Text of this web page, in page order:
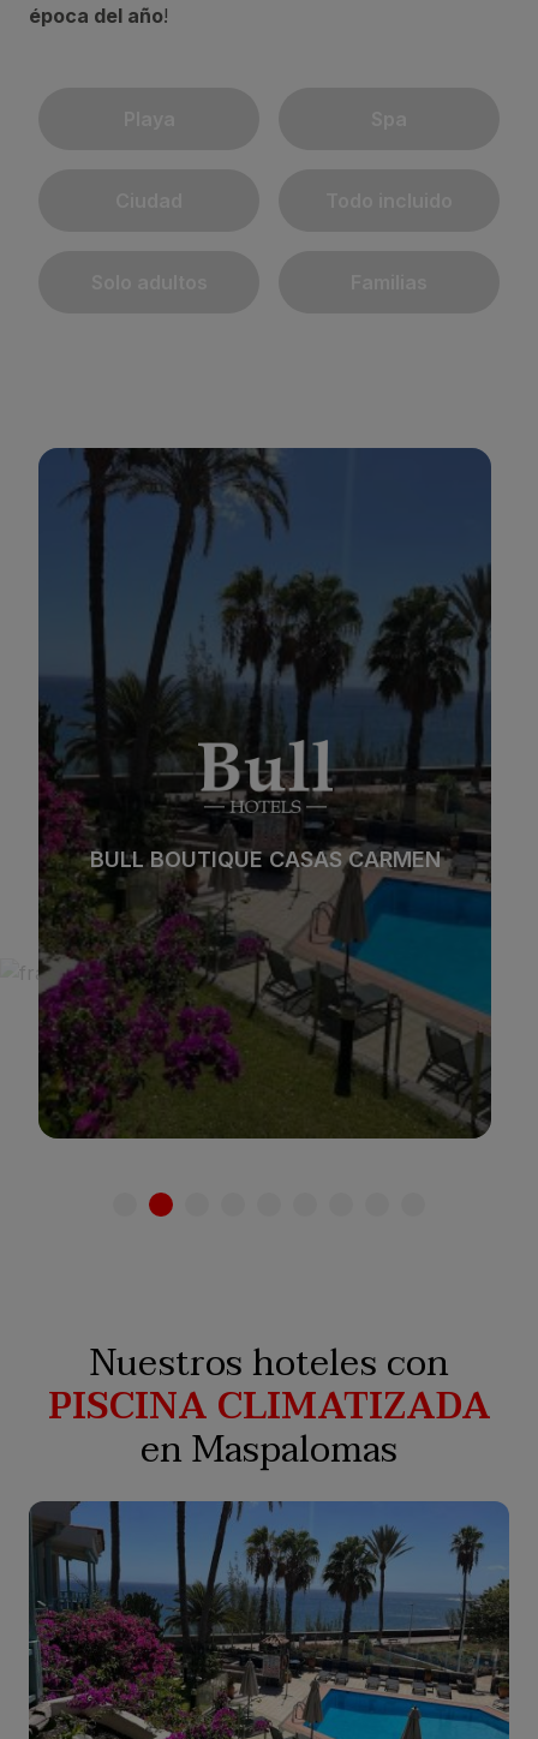
época del año!
BULL BOUTIQUE CASAS CARMEN
BULL BOUTIQUE CASAS CARMEN
Spa
Ciudad Todo incluido
Solo adultos Familias
Ver hotel
Nuestros hoteles con
PISCINA CLIMATIZADA
en Maspalomas